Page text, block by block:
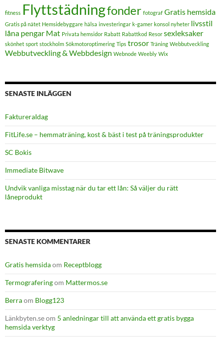
fitness Flyttstädningfonder fotograf Gratis hemsida
Gratis på nätet Hemsidebyggare hälsa investeringar k-gamer konsol nyheter livsstil
låna pengar Mat Privata hemsidor Rabatt Rabattkod Resor sexleksaker
skönhet sport stockholm Sökmotoroptimering Tips trosor Träning Webbutveckling
Webbutveckling & Webbdesign Webnode Weebly Wix
SENASTE INLÄGGEN
FaktureraIdag
FitLife.se – hemmaträning, kost & bäst i test på träningsprodukter
SC Bokis
Immediate Bitwave
Undvik vanliga misstag när du tar ett lån: Så väljer du rätt
låneprodukt
SENASTE KOMMENTARER
Gratis hemsidaom Receptblogg
Termograferingom Mattermos.se
Berraom Blogg123
Länkbyten.seom 5 anledningar till att använda ett gratis bygga
hemsida verktyg